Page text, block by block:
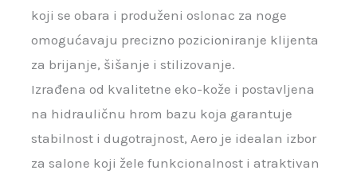
koji se obara i produženi oslonac za noge
omogućavaju precizno pozicioniranje klijenta
za brijanje, šišanje i stilizovanje.
Izrađena od kvalitetne eko-kože i postavljena
na hidrauličnu hrom bazu koja garantuje
stabilnost i dugotrajnost, Aero je idealan izbor
za salone koji žele funkcionalnost i atraktivan